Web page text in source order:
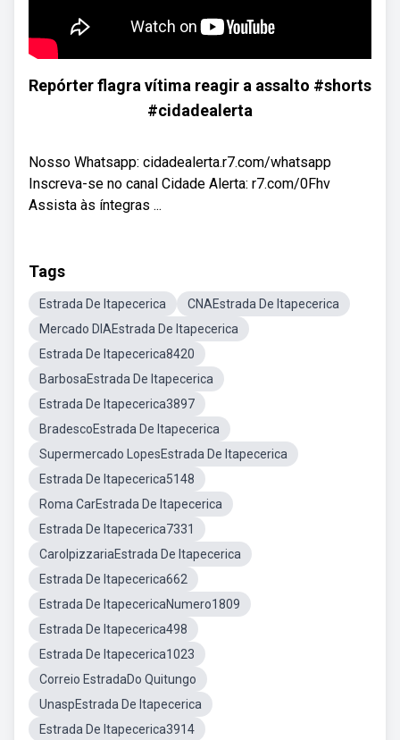
Repórter flagra vítima reagir a assalto #shorts
#cidadealerta
Nosso Whatsapp: cidadealerta.r7.com/whatsapp
Inscreva-se no canal Cidade Alerta: r7.com/0Fhv
Assista às íntegras ...
Tags
Estrada De Itapecerica
CNAEstrada De Itapecerica
Mercado DIAEstrada De Itapecerica
Estrada De Itapecerica8420
BarbosaEstrada De Itapecerica
Estrada De Itapecerica3897
BradescoEstrada De Itapecerica
Supermercado LopesEstrada De Itapecerica
Estrada De Itapecerica5148
Roma CarEstrada De Itapecerica
Estrada De Itapecerica7331
CarolpizzariaEstrada De Itapecerica
Estrada De Itapecerica662
Estrada De ItapecericaNumero1809
Estrada De Itapecerica498
Estrada De Itapecerica1023
Correio EstradaDo Quitungo
UnaspEstrada De Itapecerica
Estrada De Itapecerica3914